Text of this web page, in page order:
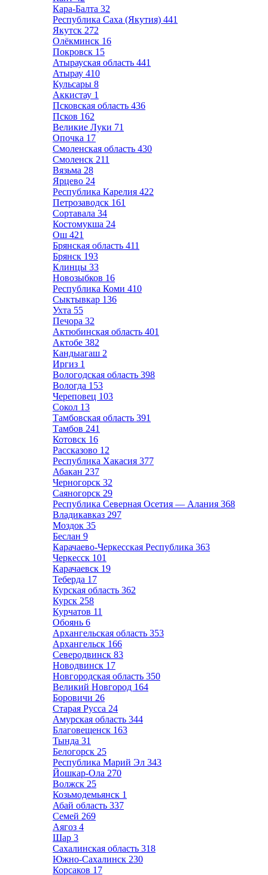
Кара-Балта 32
Республика Саха (Якутия) 441
Якутск 272
Олёкминск 16
Покровск 15
Атырауская область 441
Атырау 410
Кульсары 8
Аккистау 1
Псковская область 436
Псков 162
Великие Луки 71
Опочка 17
Смоленская область 430
Смоленск 211
Вязьма 28
Ярцево 24
Республика Карелия 422
Петрозаводск 161
Сортавала 34
Костомукша 24
Ош 421
Брянская область 411
Брянск 193
Клинцы 33
Новозыбков 16
Республика Коми 410
Сыктывкар 136
Ухта 55
Печора 32
Актюбинская область 401
Актобе 382
Кандыагаш 2
Иргиз 1
Вологодская область 398
Вологда 153
Череповец 103
Сокол 13
Тамбовская область 391
Тамбов 241
Котовск 16
Рассказово 12
Республика Хакасия 377
Абакан 237
Черногорск 32
Саяногорск 29
Республика Северная Осетия — Алания 368
Владикавказ 297
Моздок 35
Беслан 9
Карачаево-Черкесская Республика 363
Черкесск 101
Карачаевск 19
Теберда 17
Курская область 362
Курск 258
Курчатов 11
Обоянь 6
Архангельская область 353
Архангельск 166
Северодвинск 83
Новодвинск 17
Новгородская область 350
Великий Новгород 164
Боровичи 26
Старая Русса 24
Амурская область 344
Благовещенск 163
Тында 31
Белогорск 25
Республика Марий Эл 343
Йошкар-Ола 270
Волжск 25
Козьмодемьянск 1
Абай область 337
Семей 269
Аягоз 4
Шар 3
Сахалинская область 318
Южно-Сахалинск 230
Корсаков 17